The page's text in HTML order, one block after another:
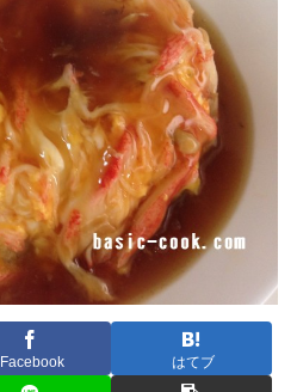
Facebook はてブ